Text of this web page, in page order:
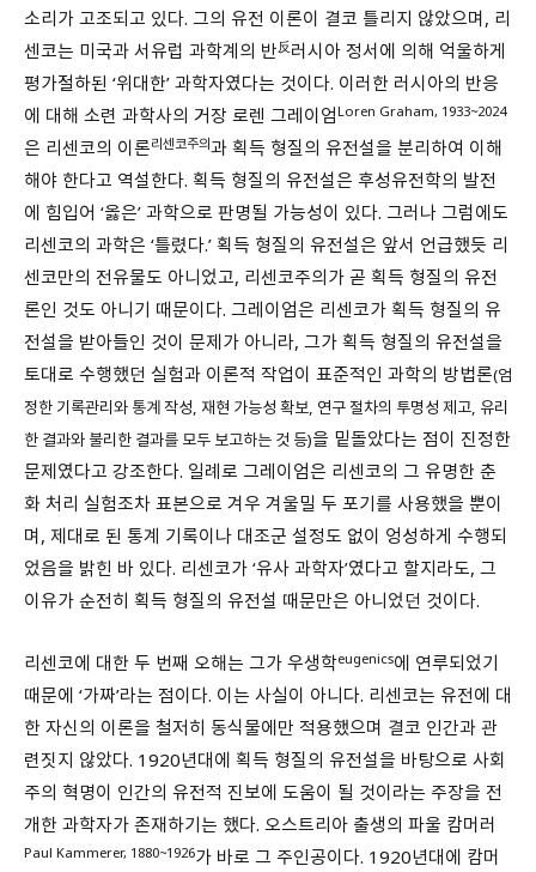
소리가 고조되고 있다. 그의 유전 이론이 결코 틀리지 않았으며, 리
센코는 미국과 서유럽 과학계의 반反러시아 정서에 의해 억울하게
평가절하된 ‘위대한’ 과학자였다는 것이다. 이러한 러시아의 반응
에 대해 소련 과학사의 거장 로렌 그레이엄Loren Graham, 1933~2024
은 리센코의 이론리센코주의과 획득 형질의 유전설을 분리하여 이해
해야 한다고 역설한다. 획득 형질의 유전설은 후성유전학의 발전
에 힘입어 ‘옳은’ 과학으로 판명될 가능성이 있다. 그러나 그럼에도
리센코의 과학은 ‘틀렸다.’ 획득 형질의 유전설은 앞서 언급했듯 리
센코만의 전유물도 아니었고, 리센코주의가 곧 획득 형질의 유전
론인 것도 아니기 때문이다. 그레이엄은 리센코가 획득 형질의 유
전설을 받아들인 것이 문제가 아니라, 그가 획득 형질의 유전설을
토대로 수행했던 실험과 이론적 작업이 표준적인 과학의 방법론(엄
정한 기록관리와 통계 작성, 재현 가능성 확보, 연구 절차의 투명성 제고, 유리
한 결과와 불리한 결과를 모두 보고하는 것 등)을 밑돌았다는 점이 진정한
문제였다고 강조한다. 일례로 그레이엄은 리센코의 그 유명한 춘
화 처리 실험조차 표본으로 겨우 겨울밀 두 포기를 사용했을 뿐이
며, 제대로 된 통계 기록이나 대조군 설정도 없이 엉성하게 수행되
었음을 밝힌 바 있다. 리센코가 ‘유사 과학자’였다고 할지라도, 그
이유가 순전히 획득 형질의 유전설 때문만은 아니었던 것이다.
리센코에 대한 두 번째 오해는 그가 우생학eugenics에 연루되었기
때문에 ‘가짜’라는 점이다. 이는 사실이 아니다. 리센코는 유전에 대
한 자신의 이론을 철저히 동식물에만 적용했으며 결코 인간과 관
련짓지 않았다. 1920년대에 획득 형질의 유전설을 바탕으로 사회
주의 혁명이 인간의 유전적 진보에 도움이 될 것이라는 주장을 전
개한 과학자가 존재하기는 했다. 오스트리아 출생의 파울 캄머러
Paul Kammerer, 1880~1926가 바로 그 주인공이다. 1920년대에 캄머